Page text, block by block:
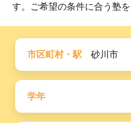
す。ご希望の条件に合う塾を
市区町村・駅 砂川市
学年